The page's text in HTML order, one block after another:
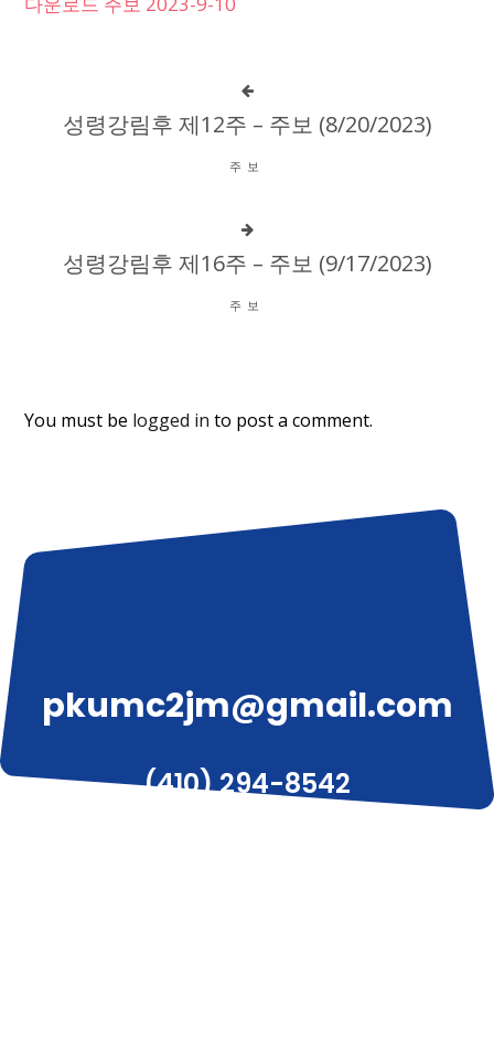
성령강림후 제12주 – 주보 (8/20/2023)
주보
성령강림후 제16주 – 주보 (9/17/2023)
주보
You must be logged in to post a comment.
pkumc2jm@gmail.com
(410) 294-8542